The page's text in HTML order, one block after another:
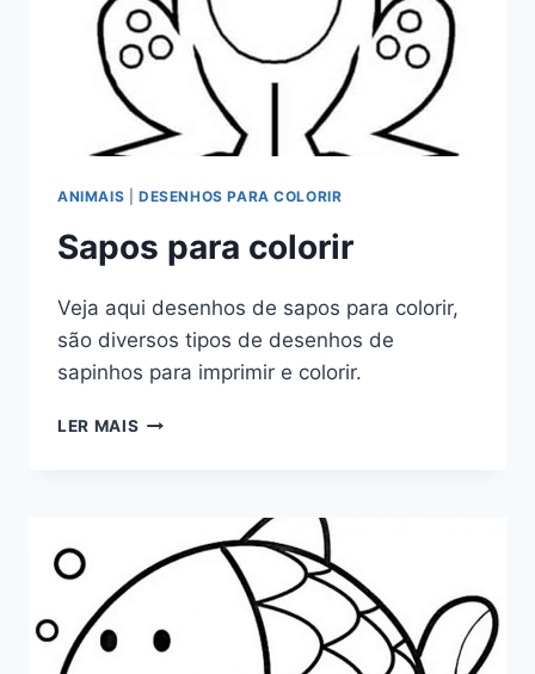
ANIMAIS DESENHOS PARA COLORIR
Sapos para colorir
Veja aqui desenhos de sapos para colorir,
são diversos tipos de desenhos de
sapinhos para imprimir e colorir.
LER MAIS SAPOS